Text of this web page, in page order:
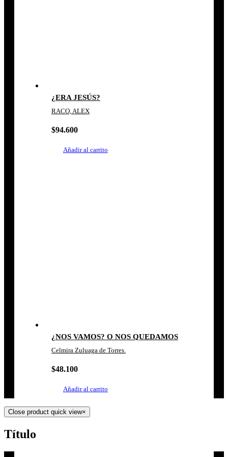
¿ERA JESÚS?
RACO, ALEX
$94.600
Añadir al carrito
¿NOS VAMOS? O NOS QUEDAMOS
Celmira Zuluaga de Torres.
$48.100
Añadir al carrito
Close product quick view×
Título